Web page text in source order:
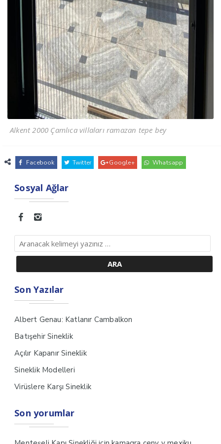
Alkent 2000 Çamlıca villaları ramazan tepe bey
Facebook Twitter Google+ Whatsapp
Sosyal Ağlar
Son Yazılar
Albert Genau: Katlanır Cambalkon
Batışehir Sineklik
Açılır Kapanır Sineklik
Sineklik Modelleri
Virüslere Karşı Sineklik
Son yorumlar